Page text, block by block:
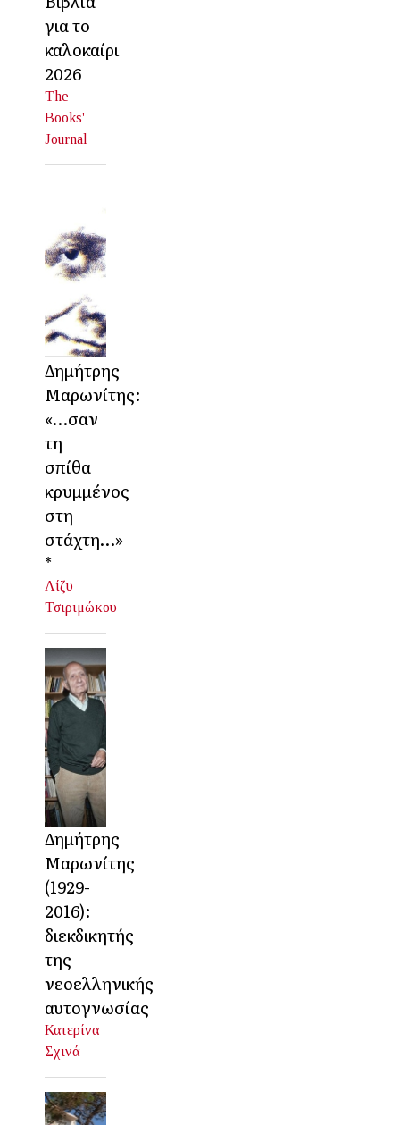
για το
καλοκαίρι
2026
The
Books'
Journal
Δημήτρης
Μαρωνίτης:
«…σαν
τη
σπίθα
κρυμμένος
στη
στάχτη…»
*
Λίζυ
Τσιριμώκου
Δημήτρης
Μαρωνίτης
(1929-
2016):
διεκδικητής
της
νεοελληνικής
αυτογνωσίας
Κατερίνα
Σχινά